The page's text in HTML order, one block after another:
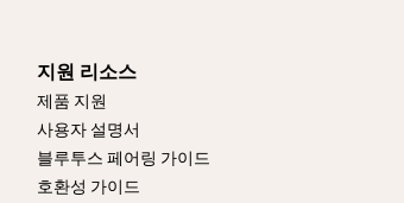
지원 리소스
제품 지원
사용자 설명서
블루투스 페어링 가이드
호환성 가이드